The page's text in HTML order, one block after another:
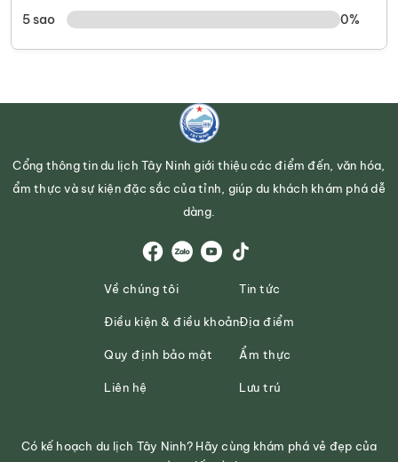
5 sao
0%
Cổng thông tin du lịch Tây Ninh giới thiệu các điểm đến, văn hóa,
ẩm thực và sự kiện đặc sắc của tỉnh, giúp du khách khám phá dễ
dàng.
Về chúng tôi
Điều kiện & điều khoản
Quy định bảo mật
Liên hệ
Tin tức
Địa điểm
Ẩm thực
Lưu trú
Có kế hoạch du lịch Tây Ninh? Hãy cùng khám phá vẻ đẹp của